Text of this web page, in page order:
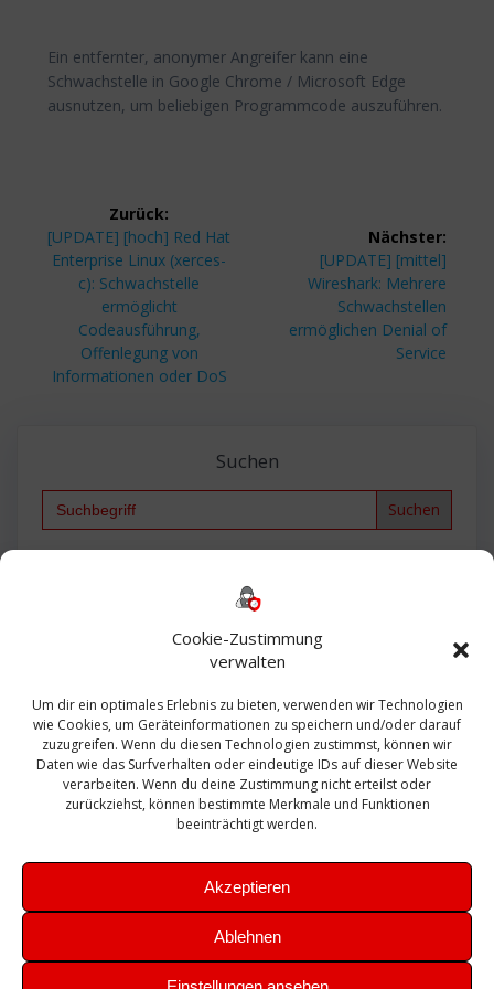
Cookie-Zustimmung
verwalten
Um dir ein optimales Erlebnis zu bieten, verwenden wir Technologien
wie Cookies, um Geräteinformationen zu speichern und/oder darauf
zuzugreifen. Wenn du diesen Technologien zustimmst, können wir
Daten wie das Surfverhalten oder eindeutige IDs auf dieser Website
verarbeiten. Wenn du deine Zustimmung nicht erteilst oder
zurückziehst, können bestimmte Merkmale und Funktionen
beeinträchtigt werden.
Akzeptieren
Ablehnen
Ein entfernter, anonymer Angreifer kann eine
Schwachstelle in Google Chrome / Microsoft Edge
ausnutzen, um beliebigen Programmcode auszuführen.
Beitragsnavigation
Zurück:
Vorheriger
Beitrag:
[UPDATE] [hoch] Red Hat
Enterprise Linux (xerces-
c): Schwachstelle
ermöglicht
Codeausführung,
Offenlegung von
Informationen oder DoS
Nächster:
Nächster
Beitrag:
[UPDATE] [mittel]
Wireshark: Mehrere
Schwachstellen
ermöglichen Denial of
Service
Suchen
Search
Bautagebuch
Exchange firewall Fritzbox
Microsoft
Sanierung SBS Security Server Sicherheit
Sicherung SIEM Sophos SSL Ubuntu
Update Upgrade UTM VCenter VCSA Veeam
VMWare VPN WAZUH Windows
Zertifikat